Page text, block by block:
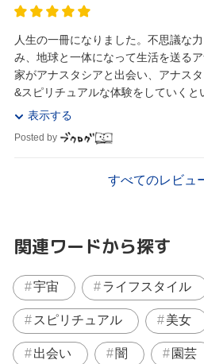
人生の一冊になりました。不思議な力を持つ
み、地球と一体になって生活を送る
家がアナスタシアと出会い、アナス
&スピリチュアルな体験をしていくと
タシアは実在するんじゃないかと思っ
表示する
Posted by
すべてのレビュ
関連ワードから探す
宇宙 ライフスタイル
スピリチュアル 美女
出会い 闇 園芸